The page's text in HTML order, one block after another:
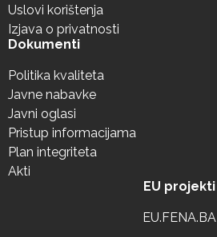
Uslovi korištenja
Izjava o privatnosti
Dokumenti
Politika kvaliteta
Javne nabavke
Javni oglasi
Pristup informacijama
Plan integriteta
Akti
EU projekti
EU.FENA.BA